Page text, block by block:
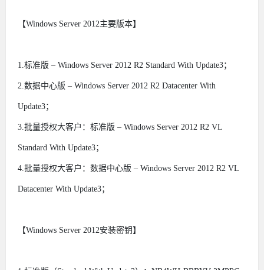
【Windows Server 2012主要版本】
1.标准版 – Windows Server 2012 R2 Standard With Update3；
2.数据中心版 – Windows Server 2012 R2 Datacenter With
Update3；
3.批量授权大客户：标准版 – Windows Server 2012 R2 VL
Standard With Update3；
4.批量授权大客户：数据中心版 – Windows Server 2012 R2 VL
Datacenter With Update3；
【Windows Server 2012安装密钥】